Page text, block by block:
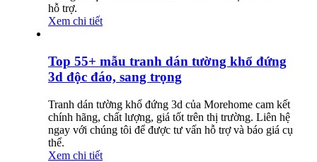
hỗ trợ.
Xem chi tiết
Top 55+ mẫu tranh dán tường khổ đứng
3d độc đáo, sang trọng
Tranh dán tường khổ đứng 3d của Morehome cam kết
chính hãng, chất lượng, giá tốt trên thị trường. Liên hệ
ngay với chúng tôi để được tư vấn hỗ trợ và báo giá cụ
thể.
Xem chi tiết